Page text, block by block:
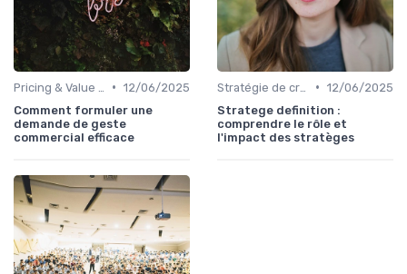
• 12/06/2025
Comment formuler une
demande de geste
commercial efficace
• 12/06/2025
Stratege definition :
comprendre le rôle et
l'impact des stratèges